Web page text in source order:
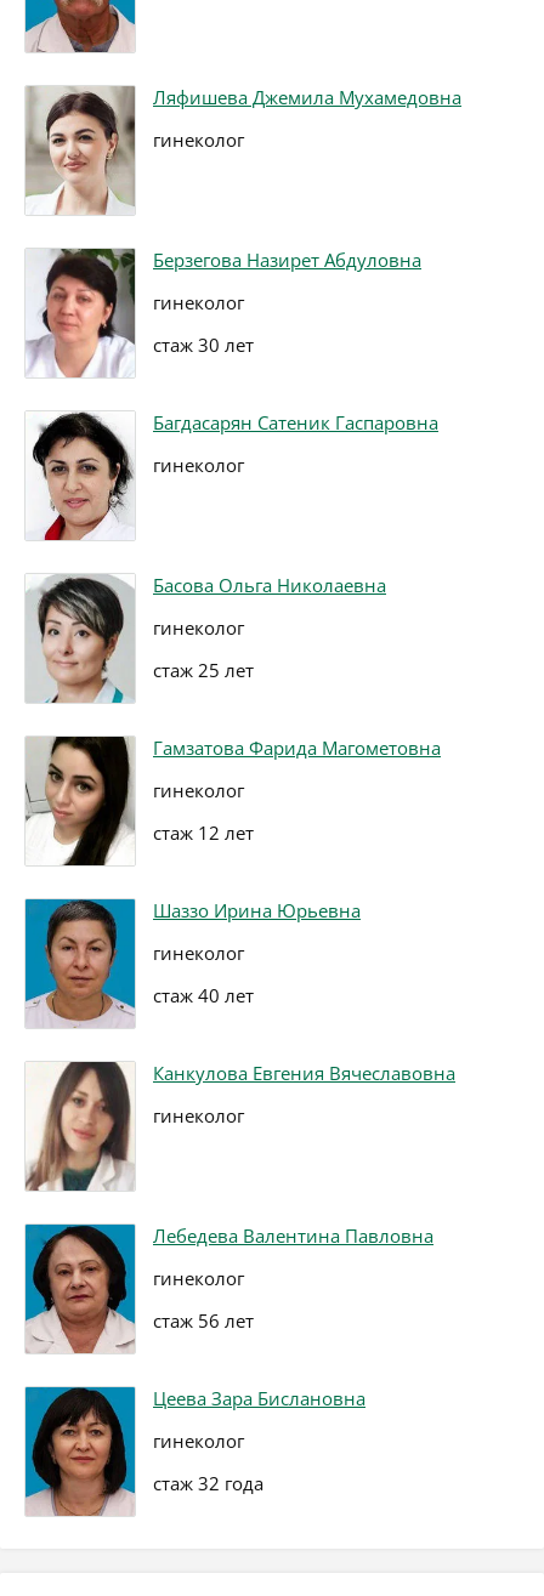
Ляфишева Джемила Мухамедовна
гинеколог
Берзегова Назирет Абдуловна
гинеколог
стаж 30 лет
Багдасарян Сатеник Гаспаровна
гинеколог
Басова Ольга Николаевна
гинеколог
стаж 25 лет
Гамзатова Фарида Магометовна
гинеколог
стаж 12 лет
Шаззо Ирина Юрьевна
гинеколог
стаж 40 лет
Канкулова Евгения Вячеславовна
гинеколог
Лебедева Валентина Павловна
гинеколог
стаж 56 лет
Цеева Зара Бислановна
гинеколог
стаж 32 года